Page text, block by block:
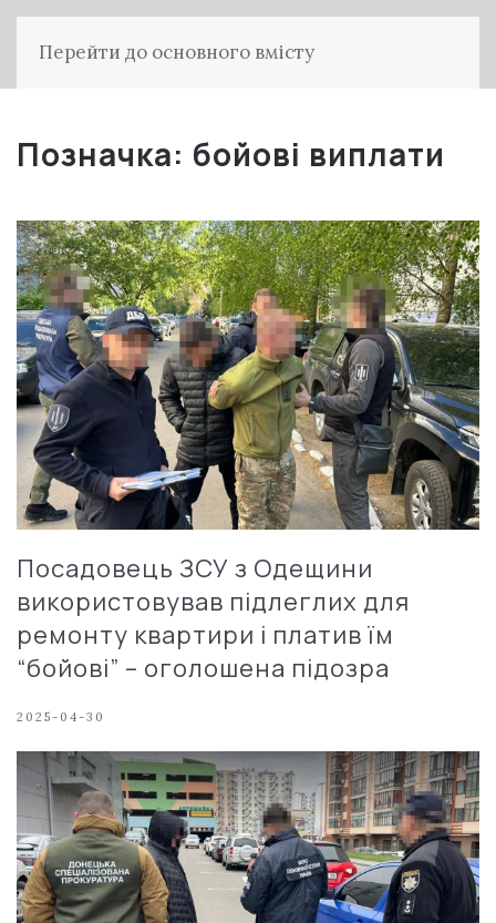
Перейти до основного вмісту
Позначка: бойові виплати
Посадовець ЗСУ з Одещини
використовував підлеглих для
ремонту квартири і платив їм
“бойові” – оголошена підозра
2025-04-30